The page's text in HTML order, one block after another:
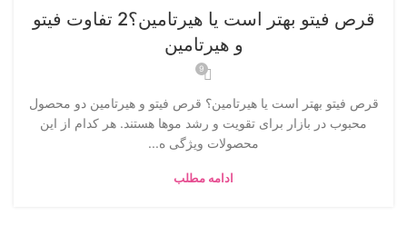
قرص فیتو بهتر است یا هیرتامین؟2 تفاوت فیتو
و هیرتامین
9
قرص فیتو بهتر است یا هیرتامین؟ قرص فیتو و هیرتامین دو محصول
محبوب در بازار برای تقویت و رشد موها هستند. هر کدام از این
محصولات ویژگی‌ ه...
ادامه مطلب